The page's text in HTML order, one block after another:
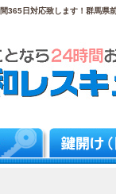
365日対応致します！群馬県